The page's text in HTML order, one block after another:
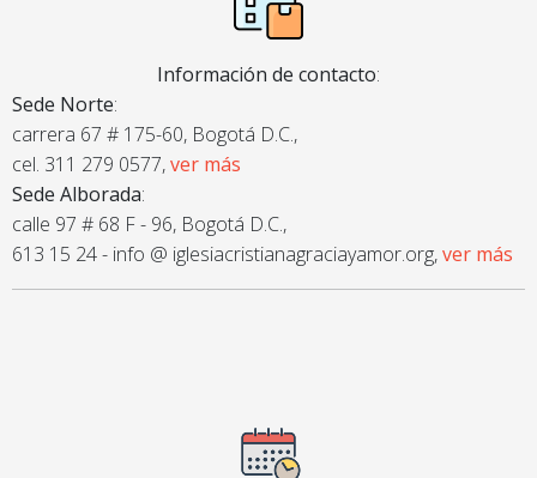
Información de contacto:
Sede Norte:
carrera 67 # 175-60, Bogotá D.C.,
cel. 311 279 0577,ver más
Sede Alborada:
calle 97 # 68 F - 96, Bogotá D.C.,
613 15 24 - info @ iglesiacristianagraciayamor.org,ver más